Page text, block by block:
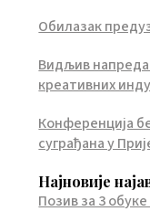
Обилазак
Видљив
креативних
Конференција
суграђана у
Најновије
Позив за 3